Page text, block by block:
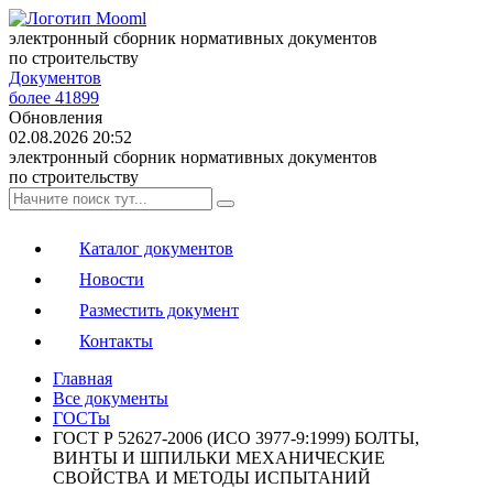
электронный сборник нормативных документов
по строительству
Документов
более 41899
Обновления
02.08.2026 20:52
электронный сборник нормативных документов
по строительству
Каталог документов
Новости
Разместить документ
Контакты
Главная
Все документы
ГОСТы
ГОСТ Р 52627-2006 (ИСО 3977-9:1999) БОЛТЫ,
ВИНТЫ И ШПИЛЬКИ МЕХАНИЧЕСКИЕ
СВОЙСТВА И МЕТОДЫ ИСПЫТАНИЙ